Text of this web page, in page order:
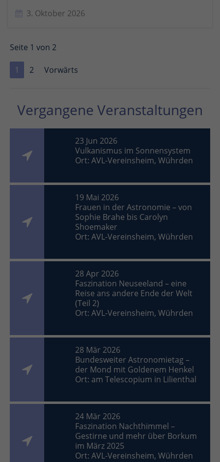
3. Oktober 2026
Seite 1 von 2
1 2 Vorwärts
Vergangene Veranstaltungen
23 Jun 2026
Vulkanismus im Sonnensystem
Ort: AVL-Vereinsheim, Wührden
19 Mai 2026
Frauen in der Astronomie – von
Sophie Brahe bis Carolyn
Shoemaker
Ort: AVL-Vereinsheim, Wührden
28 Apr 2026
Faszination Neuseeland – eine
Reise ans andere Ende der Welt
(Teil 2)
Ort: AVL-Vereinsheim, Wührden
28 Mär 2026
Bundesweiter Astronomietag –
der Mond mit Goldenem Henkel
Ort: am Telescopium in Lilienthal
24 Mär 2026
Faszination Nachthimmel –
Gestirne und mehr über Borkum
im März 2025
Ort: AVL-Vereinsheim, Wührden